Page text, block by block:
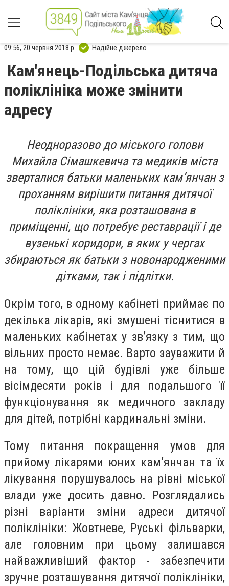
09:56, 20 червня 2018 р. Надійне джерело
Кам'янець-Подільська дитяча
поліклініка може змінити
адресу
Неодноразово до міського голови
Михайла Сімашкевича та медиків міста
зверталися батьки маленьких кам’янчан з
проханням вирішити питання дитячої
поліклініки, яка розташована в
приміщенні, що потребує реставрації і де
вузенькі коридори, в яких у чергах
збираються як батьки з новонародженими
дітками, так і підлітки.
Окрім того, в одному кабінеті приймає по
декілька лікарів, які змушені тіснитися в
маленьких кабінетах у зв’язку з тим, що
вільних просто немає. Варто зауважити й
на тому, що цій будівлі уже більше
вісімдесяти років і для подальшого її
функціонування як медичного закладу
для дітей, потрібні кардинальні зміни.
Тому питання покращення умов для
прийому лікарями юних кам’янчан та їх
лікування порушувалось на рівні міської
влади уже досить давно. Розглядались
різні варіанти зміни адреси дитячої
поліклініки: Жовтневе, Руські фільварки,
але головним при цьому залишався
найважливіший фактор - забезпечити
зручне розташування дитячої поліклініки,